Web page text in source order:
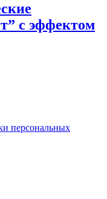
с эффектом
персональных